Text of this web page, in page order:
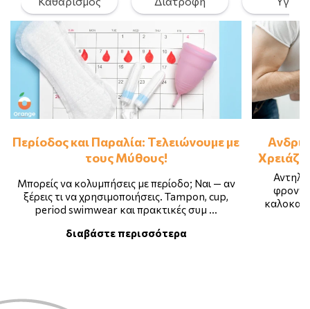
Περίοδος και Παραλία: Τελειώνουμε με
τους Μύθους!
Μπορείς να κολυμπήσεις με περίοδο; Ναι — αν
ξέρεις τι να χρησιμοποιήσεις. Tampon, cup,
period swimwear και πρακτικές συμ …
διαβάστε περισσότερα